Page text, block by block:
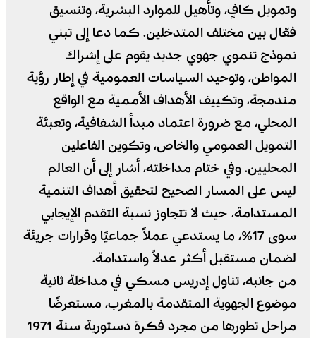
وتمويل كافٍ، وتأهيل للموارد البشرية، وتنسيق
فعّال بين مختلف المتدخلين. كما دعا إلى تبني
نموذج تنموي جهوي جديد يقوم على إشراك
المواطن، وتوحيد السياسات العمومية في إطار رؤية
مندمجة، وتكييف الأهداف الأممية مع الواقع
المحلي، مع ضرورة اعتماد مبدأ الشفافية، وتعبئة
التمويل العمومي والخاص، وتكوين الفاعلين
المحليين. وفي ختام مداخلته، أشار إلى أن العالم
ليس على المسار الصحيح لتحقيق أهداف التنمية
المستدامة، حيث لا تتجاوز نسبة التقدم الإيجابي
سوى 17%، ما يستدعي عملاً جماعيًا وقرارات جريئة
لضمان مستقبل أكثر عدلاً واستدامة.
من جانبه، تناول إدريس مسكي في مداخلة ثانية
موضوع الجهوية المتقدمة بالمغرب، مستعرضًا
مراحل تطورها من مجرد فكرة دستورية سنة 1971